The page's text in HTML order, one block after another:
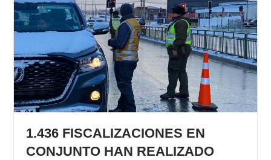
1.436 FISCALIZACIONES EN
CONJUNTO HAN REALIZADO